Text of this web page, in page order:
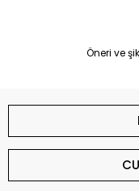
Öneri ve